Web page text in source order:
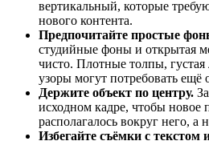
вертикальный, которые
нового контента.
Предпочитайте простые
студийные фоны и открытая
чисто. Плотные толпы,
узоры могут потребовать
Держите объект по центру.
исходном кадре, чтобы новое
располагалось вокруг него, а
Избегайте съёмки с текстом